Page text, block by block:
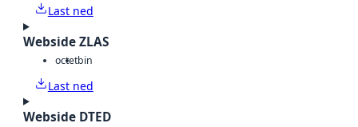
Last ned
Webside ZLAS
octetbin
Last ned
Webside DTED